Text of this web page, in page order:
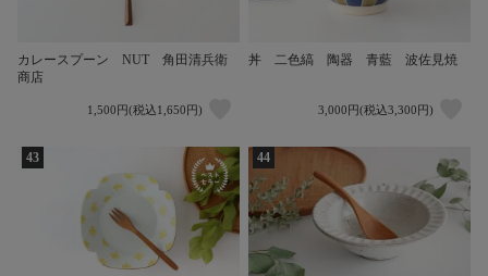
カレースプーン NUT 角田清兵衛
商店
1,500円(税込1,650円)
丼 二色縞 陶器 青藍 波佐見焼
3,000円(税込3,300円)
43 44